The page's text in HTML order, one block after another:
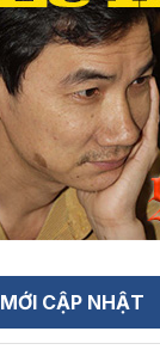
MỚI CẬP NHẬT